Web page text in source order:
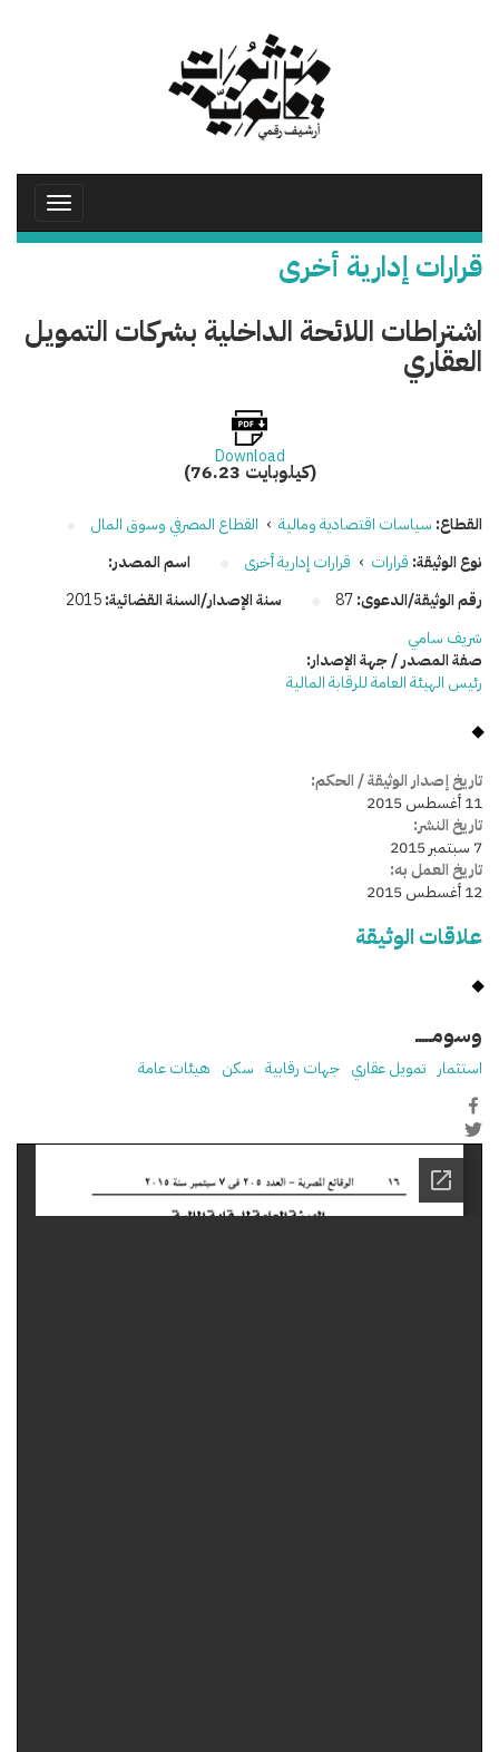
Toggle
قرارات إدارية أخرى
اشتراطات اللائحة الداخلية بشركات التمويل
العقاري
Download
(76.23 كيلوبايت)
القطاع: سياسات اقتصادية ومالية › القطاع المصرفي وسوق المال
نوع الوثيقة: قرارات › قرارات إدارية أخرى
رقم الوثيقة/الدعوى:87 سنة الإصدار/السنة القضائية:2015
اسم المصدر:
شريف سامي
صفة المصدر / جهة الإصدار:
رئيس الهيئة العامة للرقابة المالية
تاريخ إصدار الوثيقة / الحكم:
11 أغسطس 2015
تاريخ النشر:
7 سبتمبر 2015
تاريخ العمل به:
12 أغسطس 2015
علاقات الوثيقة
وسومـــــ
استثمار تمويل عقاري جهات رقابية سكن هيئات عامة